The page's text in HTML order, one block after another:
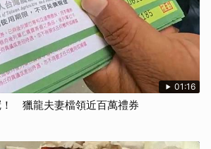
01:16
獵龍夫妻檔領近百萬禮券